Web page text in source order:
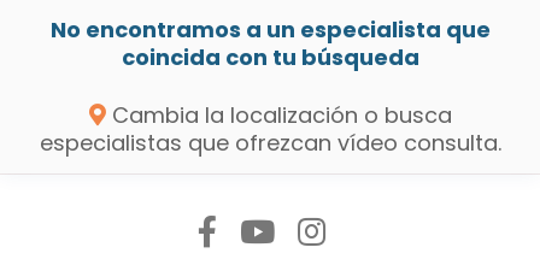
No encontramos a un especialista que
coincida con tu búsqueda
Cambia la localización o busca
especialistas que ofrezcan vídeo consulta.